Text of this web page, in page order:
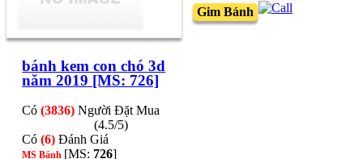
Gim Bánh
bánh kem con chó 3d
năm 2019 [MS: 726]
Có(3836) Người Đặt Mua
(4.5/5)
Có (6)Đánh Giá
MS Bánh [MS: 726]